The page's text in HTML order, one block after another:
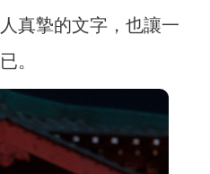
真摯的文字，也讓一
。